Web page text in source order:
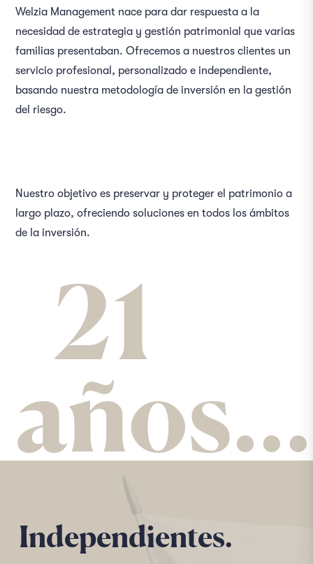
Welzia Management nace para dar respuesta a la
necesidad de estrategia y gestión patrimonial que varias
familias presentaban. Ofrecemos a nuestros clientes un
servicio profesional, personalizado e independiente,
basando nuestra metodología de inversión en la gestión
del riesgo.
Nuestro objetivo es preservar y proteger el patrimonio a
largo plazo, ofreciendo soluciones en todos los ámbitos
de la inversión.
21
años…
Independientes.